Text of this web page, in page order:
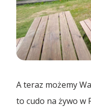
Regulamin
Trade”
...więcej
Branża
A teraz możemy
to cudo na żywo w